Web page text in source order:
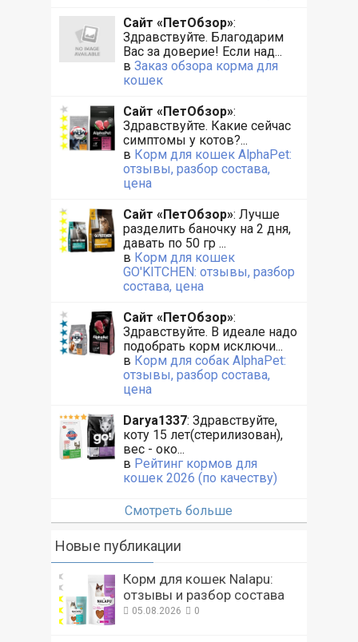
Сайт «ПетОбзор»:
Здравствуйте. Благодарим
Вас за доверие! Если над...
в Заказ обзора корма для
кошек
Сайт «ПетОбзор»:
Здравствуйте. Какие сейчас
симптомы у котов?...
в Корм для кошек AlphaPet:
отзывы, разбор состава,
цена
Сайт «ПетОбзор»: Лучше
разделить баночку на 2 дня,
давать по 50 гр ...
в Корм для кошек
GO'KITCHEN: отзывы, разбор
состава, цена
Сайт «ПетОбзор»:
Здравствуйте. В идеале надо
подобрать корм исключи...
в Корм для собак AlphaPet:
отзывы, разбор состава,
цена
Darya1337: Здравствуйте,
коту 15 лет(стерилизован),
вес - око...
в Рейтинг кормов для
кошек 2026 (по качеству)
Смотреть больше
Новые публикации
Корм для кошек Nalapu:
отзывы и разбор состава
05.08.2026 0